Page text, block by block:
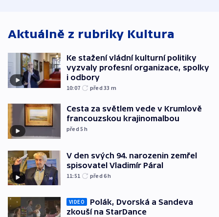
Aktuálně z rubriky Kultura
Ke stažení vládní kulturní politiky
vyzvaly profesní organizace, spolky
i odbory
10:07 před 33 m
Cesta za světlem vede v Krumlově
francouzskou krajinomalbou
před 5h
V den svých 94. narozenin zemřel
spisovatel Vladimír Páral
11:51 před 6h
VIDEO
Polák, Dvorská a Sandeva
zkouší na StarDance